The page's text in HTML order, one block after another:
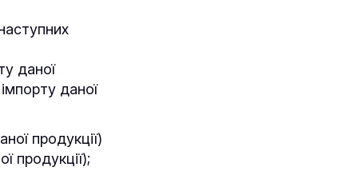
даної
даної
продукції)
продукції);